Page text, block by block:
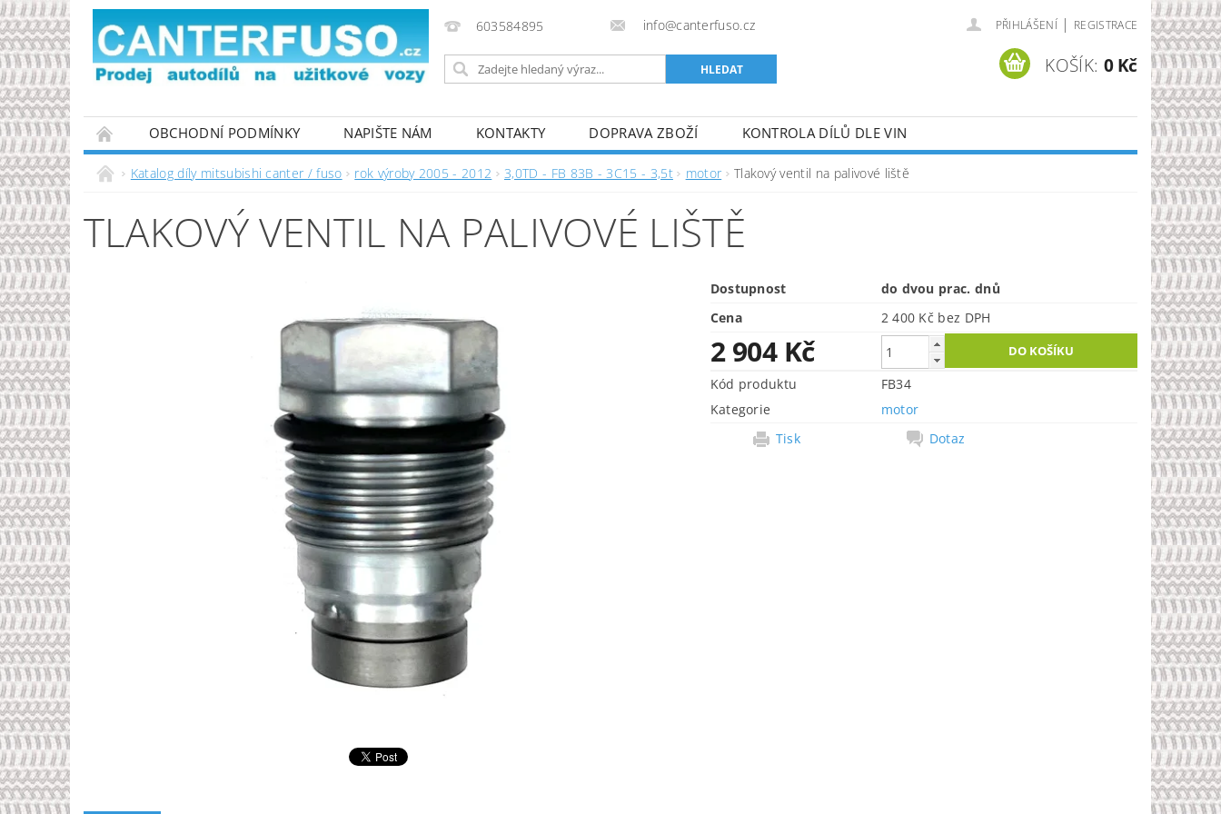
603584895 info@canterfuso.cz PŘIHLÁŠENÍ | REGISTRACE
KOŠÍK: 0 Kč
OBCHODNÍ PODMÍNKY NAPIŠTE NÁM KONTAKTY DOPRAVA ZBOŽÍ
KONTROLA DÍLŮ DLE VIN
PODMÍNKY OCHRANY OSOBNÍCH ÚDAJŮ
Katalog díly mitsubishi canter / fuso rok výroby 2005 - 2012 3,0TD - FB 83B - 3C15 - 3,5t motor Tlakový ventil na palivové liště
TLAKOVÝ VENTIL NA PALIVOVÉ LIŠTĚ
Dostupnost
do dvou prac. dnů
Cena
2 400 Kč bez DPH
2 904 Kč
Kód produktu
FB34
Kategorie
motor
Tisk
Dotaz